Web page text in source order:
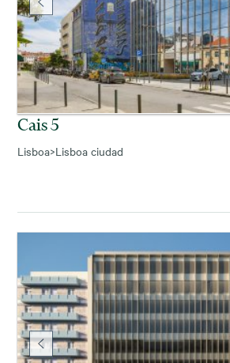
Cais 5
Lisboa>Lisboa ciudad